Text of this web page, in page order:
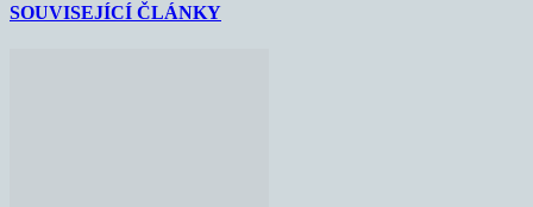
SOUVISEJÍCÍ ČLÁNKY